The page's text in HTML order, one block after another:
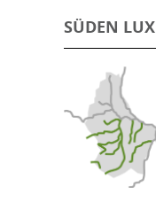
SÜDEN